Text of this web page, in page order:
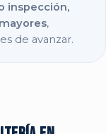
inspección,
,
de avanzar.